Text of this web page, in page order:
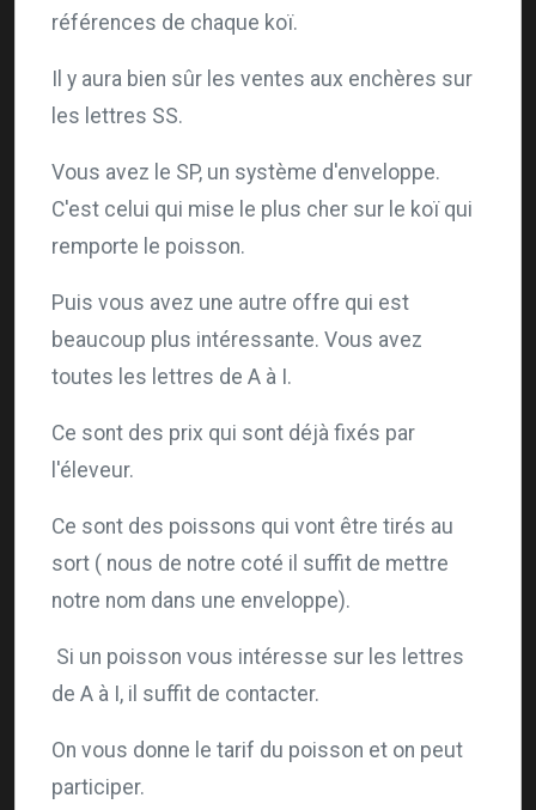
références de chaque koï.
Il y aura bien sûr les ventes aux enchères sur
les lettres SS.
Vous avez le SP, un système d'enveloppe.
C'est celui qui mise le plus cher sur le koï qui
remporte le poisson.
Puis vous avez une autre offre qui est
beaucoup plus intéressante. Vous avez
toutes les lettres de A à I.
Ce sont des prix qui sont déjà fixés par
l'éleveur.
Ce sont des poissons qui vont être tirés au
sort ( nous de notre coté il suffit de mettre
notre nom dans une enveloppe).
Si un poisson vous intéresse sur les lettres
de A à I, il suffit de contacter.
On vous donne le tarif du poisson et on peut
participer.